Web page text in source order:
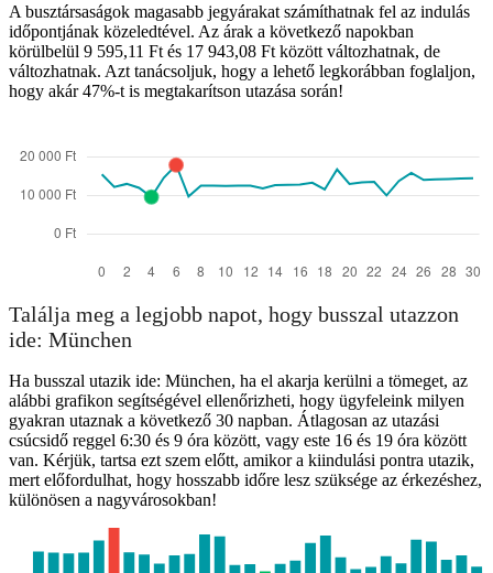
A busztársaságok magasabb jegyárakat számíthatnak fel az indulás
időpontjának közeledtével. Az árak a következő napokban
körülbelül 9 595,11 Ft és 17 943,08 Ft között változhatnak, de
változhatnak. Azt tanácsoljuk, hogy a lehető legkorábban foglaljon,
hogy akár 47%-t is megtakarítson utazása során!
Találja meg a legjobb napot, hogy busszal utazzon
ide: München
Ha busszal utazik ide: München, ha el akarja kerülni a tömeget, az
alábbi grafikon segítségével ellenőrizheti, hogy ügyfeleink milyen
gyakran utaznak a következő 30 napban. Átlagosan az utazási
csúcsidő reggel 6:30 és 9 óra között, vagy este 16 és 19 óra között
van. Kérjük, tartsa ezt szem előtt, amikor a kiindulási pontra utazik,
mert előfordulhat, hogy hosszabb időre lesz szüksége az érkezéshez,
különösen a nagyvárosokban!